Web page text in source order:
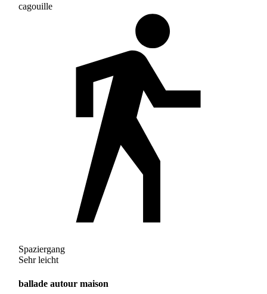
cagouille
Spaziergang
Sehr leicht
ballade autour maison